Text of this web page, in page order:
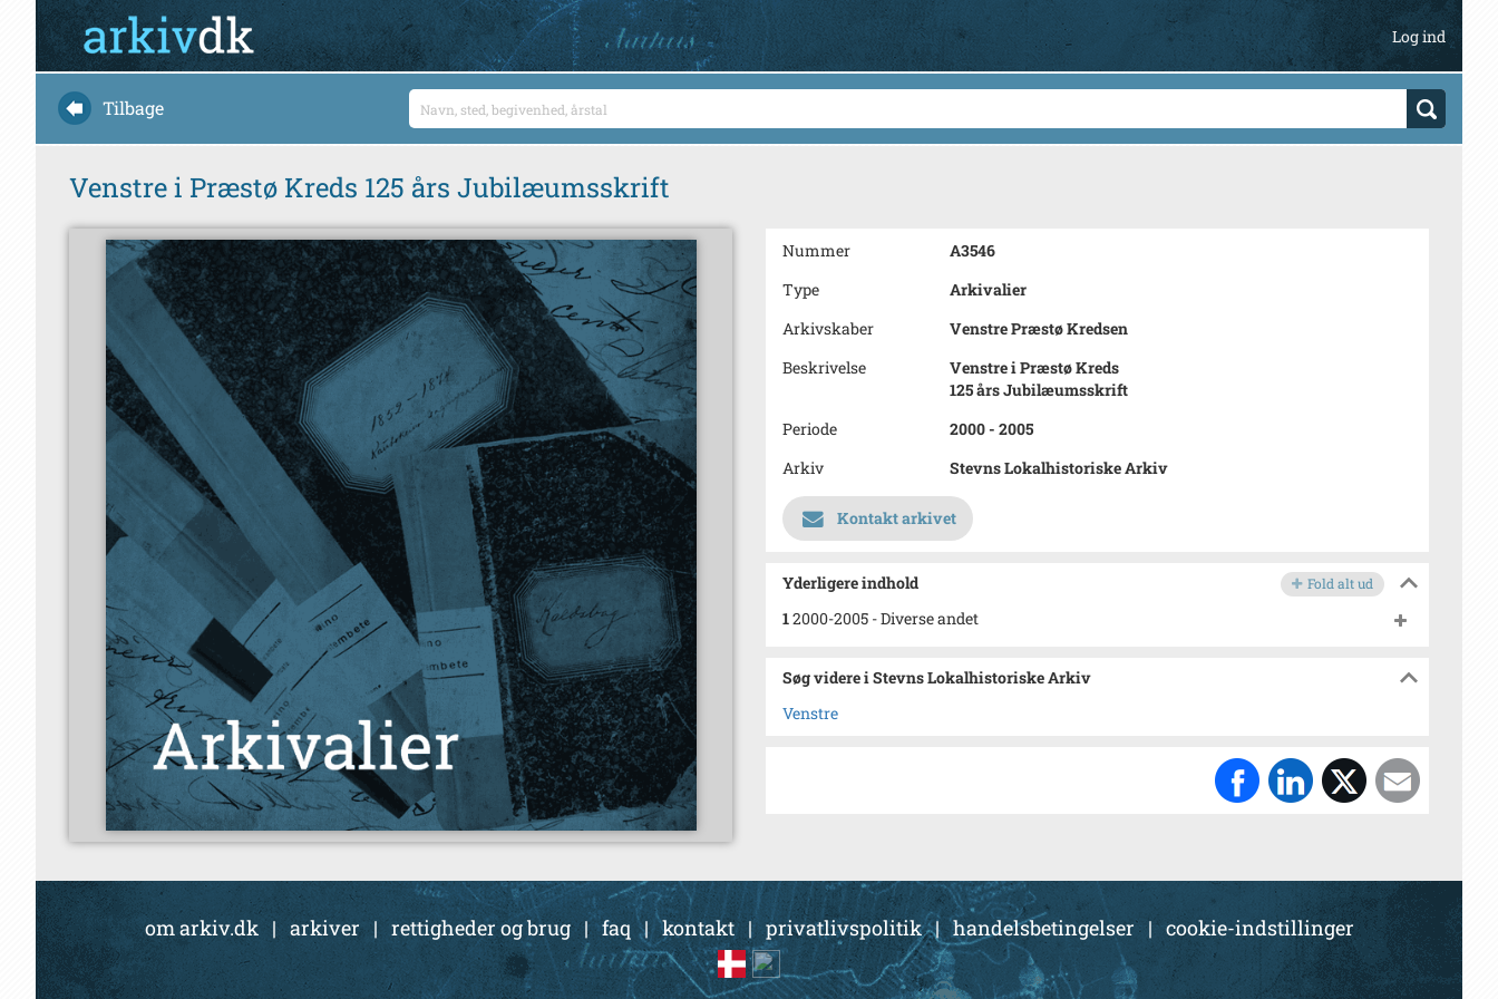
Log ind
Tilbage
Venstre i Præstø Kreds 125 års Jubilæumsskrift
Nummer
A3546
Type
Arkivalier
Arkivskaber
Venstre Præstø Kredsen
Beskrivelse
Venstre i Præstø Kreds
125 års Jubilæumsskrift
Periode
2000 - 2005
Arkiv
Stevns Lokalhistoriske Arkiv
Kontakt arkivet
Yderligere indhold Fold alt ud
12000-2005 - Diverse andet
Søg videre i Stevns Lokalhistoriske Arkiv
Venstre
om arkiv.dk | arkiver| rettigheder og brug|faq |kontakt| privatlivspolitik|handelsbetingelser | cookie-indstillinger